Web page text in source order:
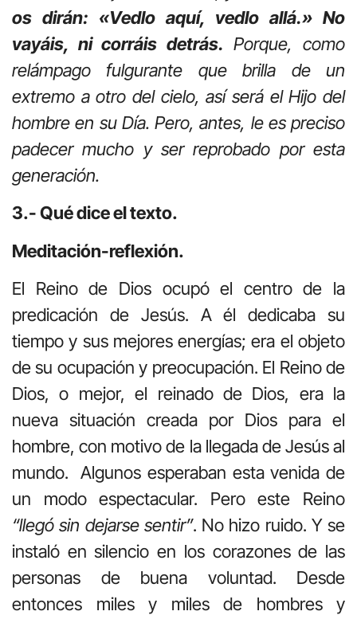
os dirán: «Vedlo aquí, vedlo allá.» No
vayáis, ni corráis detrás. Porque, como
relámpago fulgurante que brilla de un
extremo a otro del cielo, así será el Hijo del
hombre en su Día. Pero, antes, le es preciso
padecer mucho y ser reprobado por esta
generación.
3.- Qué dice el texto.
Meditación-reflexión.
El Reino de Dios ocupó el centro de la
predicación de Jesús. A él dedicaba su
tiempo y sus mejores energías; era el objeto
de su ocupación y preocupación. El Reino de
Dios, o mejor, el reinado de Dios, era la
nueva situación creada por Dios para el
hombre, con motivo de la llegada de Jesús al
mundo. Algunos esperaban esta venida de
un modo espectacular. Pero este Reino
“llegó sin dejarse sentir”. No hizo ruido. Y se
instaló en silencio en los corazones de las
personas de buena voluntad. Desde
entonces miles y miles de hombres y